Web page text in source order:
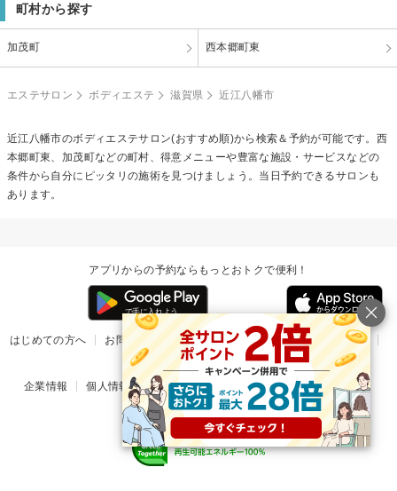
町村から探す
加茂町 西本郷町東
エステサロン ボディエステ 滋賀県 近江八幡市
近江八幡市のボディエステサロン(おすすめ順)から検索＆予約が可能です。西
本郷町東、加茂町などの町村、得意メニューや豊富な施設・サービスなどの
条件から自分にピッタリの施術を見つけましょう。当日予約できるサロンも
あります。
アプリからの予約ならもっとおトクで便利！
はじめての方へ お問い合わせ ヘルプ リリース情報
利用規約
掲載ご希望のサロン様
企業情報 個人情報保護方針 楽天のサービス一覧 アプリ一覧
© Rakuten Group, Inc.